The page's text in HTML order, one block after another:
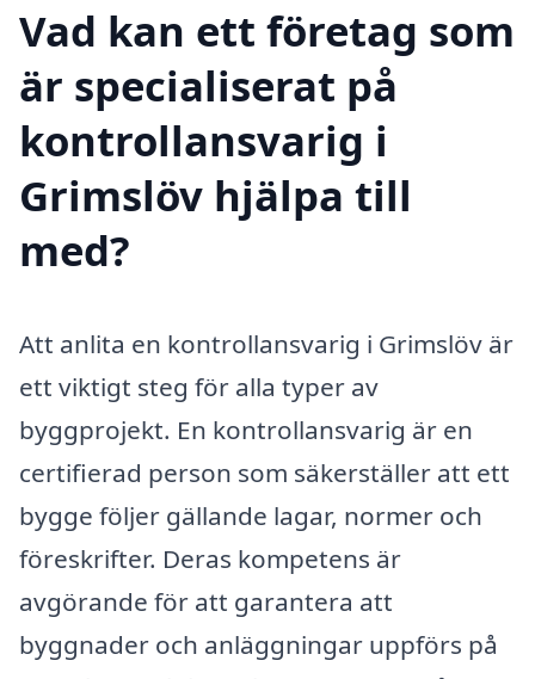
Vad kan ett företag som
är specialiserat på
kontrollansvarig i
Grimslöv hjälpa till
med?
Att anlita en kontrollansvarig i Grimslöv är
ett viktigt steg för alla typer av
byggprojekt. En kontrollansvarig är en
certifierad person som säkerställer att ett
bygge följer gällande lagar, normer och
föreskrifter. Deras kompetens är
avgörande för att garantera att
byggnader och anläggningar uppförs på